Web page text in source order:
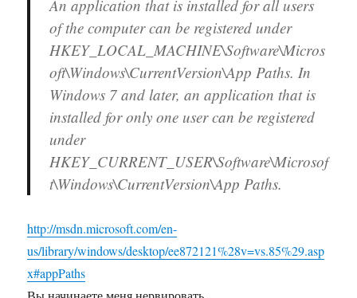
An application that is installed for all users
of the computer can be registered under
HKEY_LOCAL_MACHINE\Software\Micros
oft\Windows\CurrentVersion\App Paths. In
Windows 7 and later, an application that is
installed for only one user can be registered
under
HKEY_CURRENT_USER\Software\Microsof
t\Windows\CurrentVersion\App Paths.
http://msdn.microsoft.com/en-
us/library/windows/desktop/ee872121%28v=vs.85%29.asp
x#appPaths